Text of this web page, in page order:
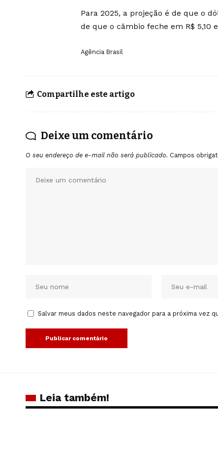
Para 2025, a projeção é de que o
de que o câmbio feche em R$ 5,10
Agência Brasil
Compartilhe este artigo
Deixe um comentário
O seu endereço de e-mail não será publicado. Campos
Salvar meus dados neste navegador para a próxima vez
Leia também!